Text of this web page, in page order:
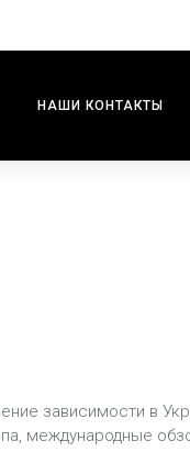
НАШИ КОНТАКТЫ
зависимости в
международные